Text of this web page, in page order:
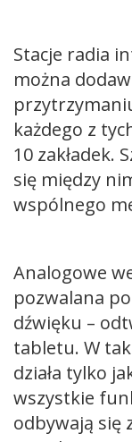
Stacje radia
można
każdego z
10 zakładek.
się między
wspólnego
Analogowe
pozwalana
dźwięku –
tabletu. W
działa tylko
wszystkie
odbywają się